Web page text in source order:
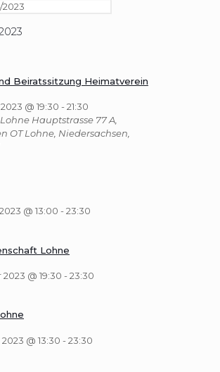
Beiratssitzung Heimatverein
@ 19:30 -21:30
Hauptstrasse 77 A,
OT Lohne, Niedersachsen,
@ 13:00 -23:30
Lohne
@ 19:30 -23:30
@ 13:30 -23:30